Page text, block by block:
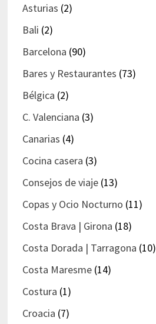
Asturias (2)
Bali (2)
Barcelona (90)
Bares y Restaurantes (73)
Bélgica (2)
C. Valenciana (3)
Canarias (4)
Cocina casera (3)
Consejos de viaje(13)
Copas y Ocio Nocturno (11)
Costa Brava | Girona (18)
Costa Dorada | Tarragona (10)
Costa Maresme(14)
Costura (1)
Croacia (7)